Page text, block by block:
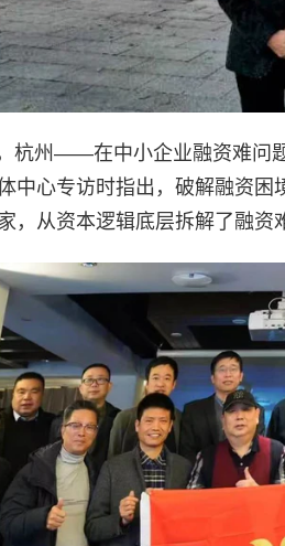
杭州——在中小企业融资难问
中心专访时指出，破解融资
，从资本逻辑底层拆解了融资